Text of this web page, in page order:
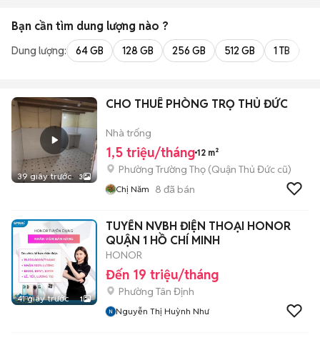
Bạn cần tìm dung lượng nào ?
Dung lượng: 64 GB 128 GB 256 GB 512 GB 1 TB
39 giây trước 3
CHO THUÊ PHÒNG TRỌ THỦ ĐỨC
Nhà trống
1,5 triệu/tháng 12 m²
Phường Trường Thọ (Quận Thủ Đức cũ)
Chị Năm 8 đã bán
41 giây trước 1
TUYỂN NVBH ĐIỆN THOẠI HONOR
QUẬN 1 HỒ CHÍ MINH
HONOR
Đến 19 triệu/tháng
Phường Tân Định
Nguyễn Thị Huỳnh Như